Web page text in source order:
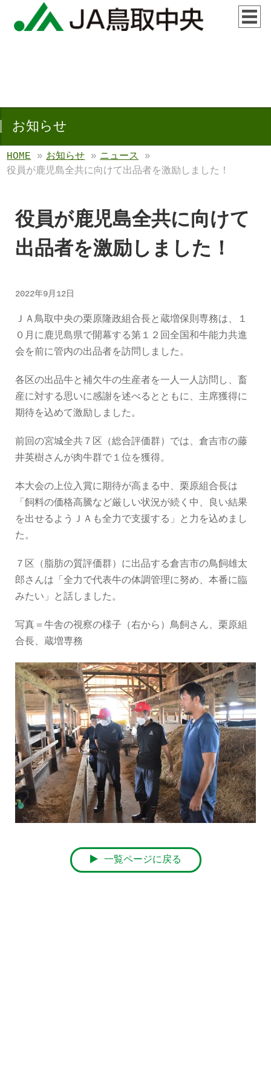
お知らせ
HOME » お知らせ » ニュース
»
役員が鹿児島全共に向けて出品者を激励しました！
役員が鹿児島全共に向けて
出品者を激励しました！
2022年9月12日
ＪＡ鳥取中央の栗原隆政組合長と蔵増保則専務は、１
０月に鹿児島県で開幕する第１２回全国和牛能力共進
会を前に管内の出品者を訪問しました。
各区の出品牛と補欠牛の生産者を一人一人訪問し、畜
産に対する思いに感謝を述べるとともに、主席獲得に
期待を込めて激励しました。
前回の宮城全共７区（総合評価群）では、倉吉市の藤
井英樹さんが肉牛群で１位を獲得。
本大会の上位入賞に期待が高まる中、栗原組合長は
「飼料の価格高騰など厳しい状況が続く中、良い結果
を出せるようＪＡも全力で支援する」と力を込めまし
た。
７区（脂肪の質評価群）に出品する倉吉市の鳥飼雄太
郎さんは「全力で代表牛の体調管理に努め、本番に臨
みたい」と話しました。
写真＝牛舎の視察の様子（右から）鳥飼さん、栗原組
合長、蔵増専務
一覧ページに戻る